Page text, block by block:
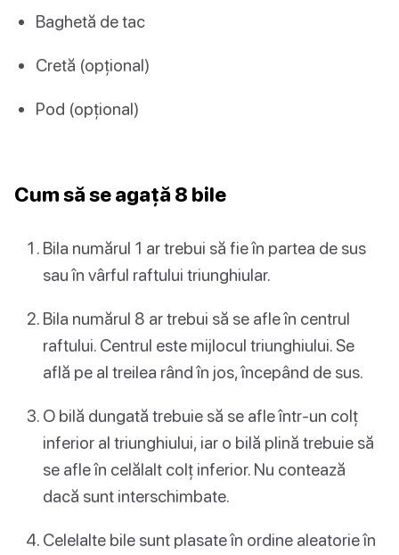
Baghetă de tac
Cretă (opțional)
Pod (opțional)
Cum să se agață 8 bile
Bila numărul 1 ar trebui să fie în partea de sus
sau în vârful raftului triunghiular.
Bila numărul 8 ar trebui să se afle în centrul
raftului. Centrul este mijlocul triunghiului. Se
află pe al treilea rând în jos, începând de sus.
O bilă dungată trebuie să se afle într-un colț
inferior al triunghiului, iar o bilă plină trebuie să
se afle în celălalt colț inferior. Nu contează
dacă sunt interschimbate.
Celelalte bile sunt plasate în ordine aleatorie în